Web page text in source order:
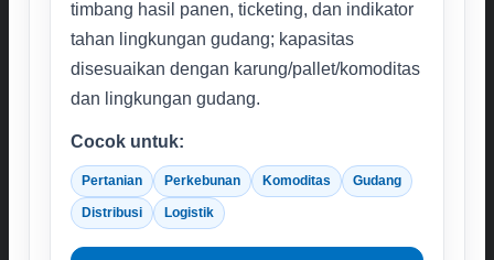
timbang hasil panen, ticketing, dan indikator
tahan lingkungan gudang; kapasitas
disesuaikan dengan karung/pallet/komoditas
dan lingkungan gudang.
Cocok untuk:
Pertanian Perkebunan Komoditas Gudang
Distribusi Logistik